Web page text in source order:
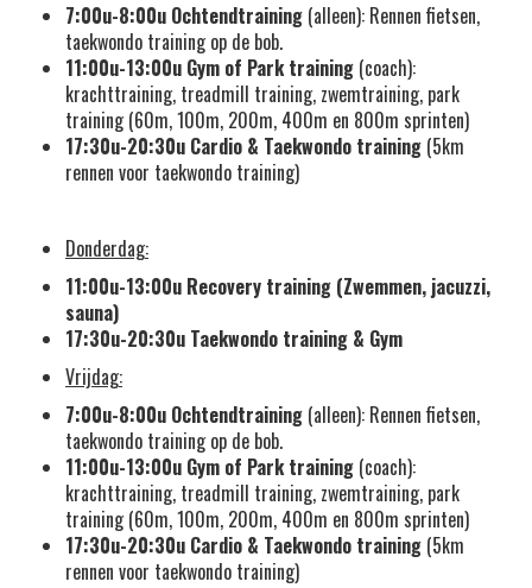
7:00u-8:00u Ochtendtraining (alleen): Rennen fietsen,
taekwondo training op de bob.
11:00u-13:00u Gym of Park training (coach):
krachttraining, treadmill training, zwemtraining, park
training (60m, 100m, 200m, 400m en 800m sprinten)
17:30u-20:30u Cardio & Taekwondo training (5km
rennen voor taekwondo training)
Donderdag:
11:00u-13:00u Recovery training (Zwemmen, jacuzzi,
sauna)
17:30u-20:30u Taekwondo training & Gym
Vrijdag:
7:00u-8:00u Ochtendtraining (alleen): Rennen fietsen,
taekwondo training op de bob.
11:00u-13:00u Gym of Park training (coach):
krachttraining, treadmill training, zwemtraining, park
training (60m, 100m, 200m, 400m en 800m sprinten)
17:30u-20:30u Cardio & Taekwondo training (5km
rennen voor taekwondo training)